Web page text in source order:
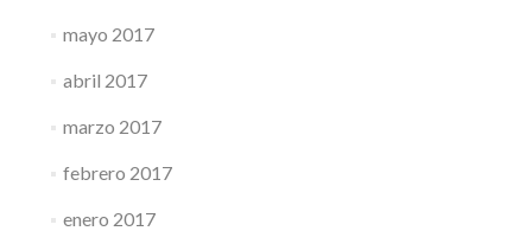
mayo 2017
abril 2017
marzo 2017
febrero 2017
enero 2017